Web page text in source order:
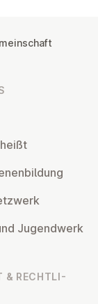
Ju­gend­werk
& RECHT­LI­